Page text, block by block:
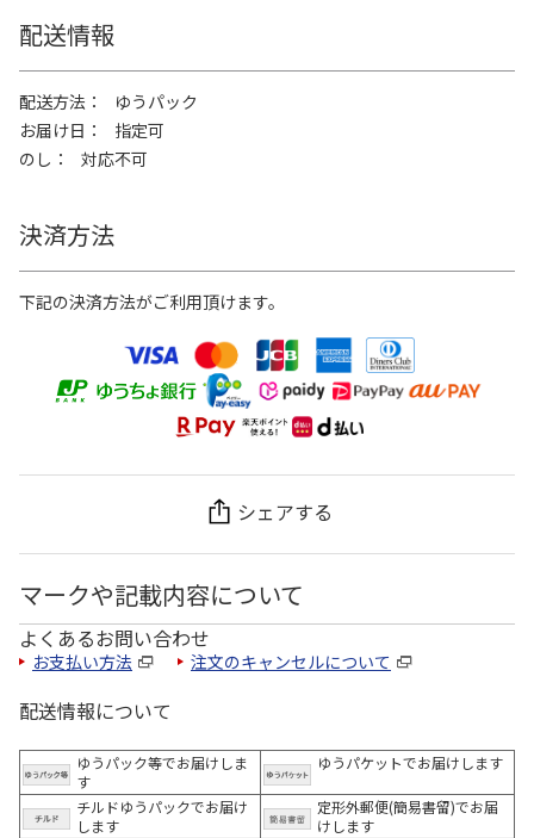
配送情報
配送方法
ゆうパック
お届け日
指定可
のし
対応不可
決済方法
下記の決済方法がご利用頂けます。
シェアする
マークや記載内容について
よくあるお問い合わせ
お支払い方法 注文のキャンセルについて
配送情報について
ゆうパック等でお届けしま
す
ゆうパケットでお届けします
チルドゆうパックでお届け
します
定形外郵便(簡易書留)でお届
けします